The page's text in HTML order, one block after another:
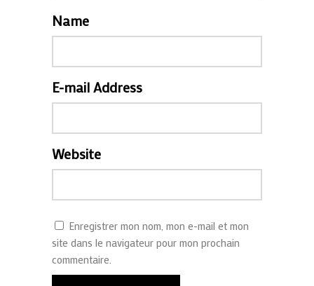
Name
E-mail Address
Website
Enregistrer mon nom, mon e-mail et mon
site dans le navigateur pour mon prochain
commentaire.